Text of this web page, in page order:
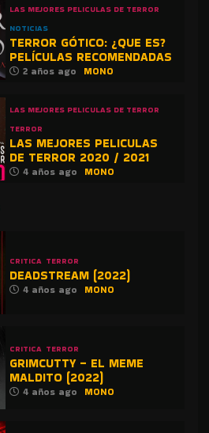
LAS MEJORES PELICULAS DE TERROR
NOTICIAS
TERROR GÓTICO: ¿QUE ES?
PELÍCULAS RECOMENDADAS
2 años ago MONO
LAS MEJORES PELICULAS DE TERROR
TERROR
LAS MEJORES PELICULAS
DE TERROR 2020 / 2021
4 años ago MONO
CRITICA TERROR
DEADSTREAM (2022)
4 años ago MONO
CRITICA TERROR
GRIMCUTTY – EL MEME
MALDITO (2022)
4 años ago MONO